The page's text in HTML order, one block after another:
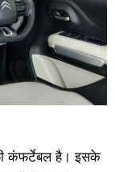
कंफर्टेबल है। इसके